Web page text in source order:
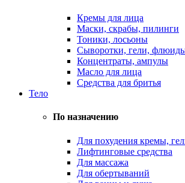
Кремы для лица
Маски, скрабы, пилинги
Тоники, лосьоны
Сыворотки, гели,
Концентраты, ампулы
Масло для лица
Средства для бритья
Тело
По назначению
Для похудения кремы,
Лифтинговые средства
Для массажа
Для обертываний